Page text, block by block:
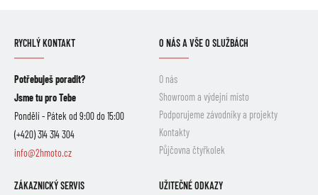
RYCHLÝ KONTAKT
Potřebuješ poradit?
Jsme tu pro Tebe
Pondělí - Pátek od 9:00 do 15:00
(+420) 314 314 304
info@2hmoto.cz
O NÁS A VŠE O SLUŽBÁCH
O nás
Showroom a výdejní místo
Podporujeme závodníky a projekty
Kontakty
Půjčovna čtyřkolek
ZÁKAZNICKÝ SERVIS UŽITEČNÉ ODKAZY